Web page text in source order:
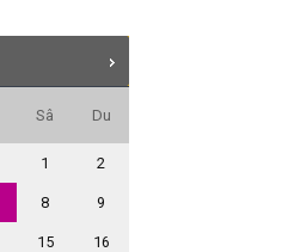
Sâ Du
1 2
8 9
15 16